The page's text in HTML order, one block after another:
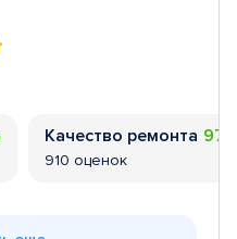
Качество ремонта
910 оценок